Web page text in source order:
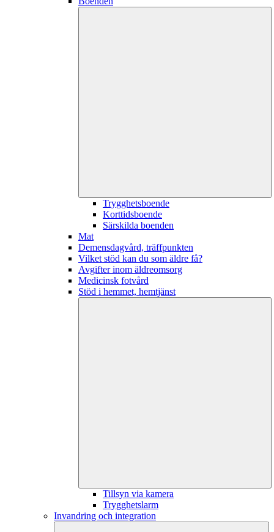
Trygghetsboende
Korttidsboende
Särskilda boenden
Mat
Demensdagvård, träffpunkten
Vilket stöd kan du som äldre få?
Avgifter inom äldreomsorg
Medicinsk fotvård
Stöd i hemmet, hemtjänst
Tillsyn via kamera
Trygghetslarm
Invandring och integration